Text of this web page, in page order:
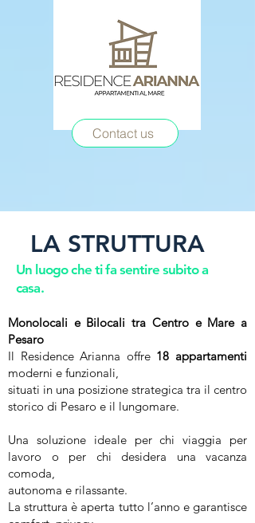
Contact us
LA STRUTTURA​
Un luogo che ti fa sentire subito a
casa.
Monolocali e Bilocali tra Centro e Mare a
Pesaro
Il Residence Arianna offre 18 appartamenti
moderni e funzionali,
situati in una posizione strategica tra il centro
storico di Pesaro e il lungomare.
Una soluzione ideale per chi viaggia per
lavoro o per chi desidera una vacanza
comoda,
autonoma e rilassante.
La struttura è aperta tutto l’anno e garantisce